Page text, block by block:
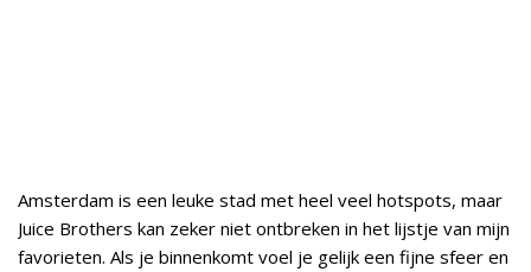
Amsterdam is een leuke stad met heel veel hotspots, maar
Juice Brothers kan zeker niet ontbreken in het lijstje van mijn
favorieten. Als je binnenkomt voel je gelijk een fijne sfeer en